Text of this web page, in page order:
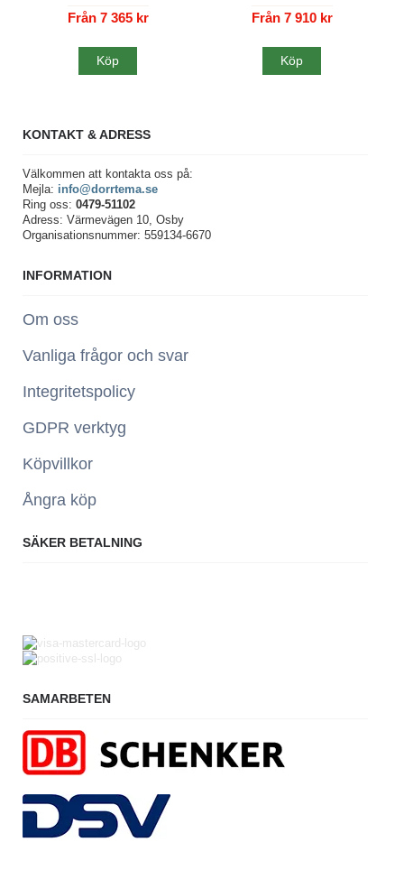
Från 7 365 kr
Köp
Från 7 910 kr
Köp
KONTAKT & ADRESS
Välkommen att kontakta oss på:
Mejla: info@dorrtema.se
Ring oss: 0479-51102
Adress: Värmevägen 10, Osby
Organisationsnummer: 559134-6670
INFORMATION
Om oss
Vanliga frågor och svar
Integritetspolicy
GDPR verktyg
Köpvillkor
Ångra köp
SÄKER BETALNING
SAMARBETEN